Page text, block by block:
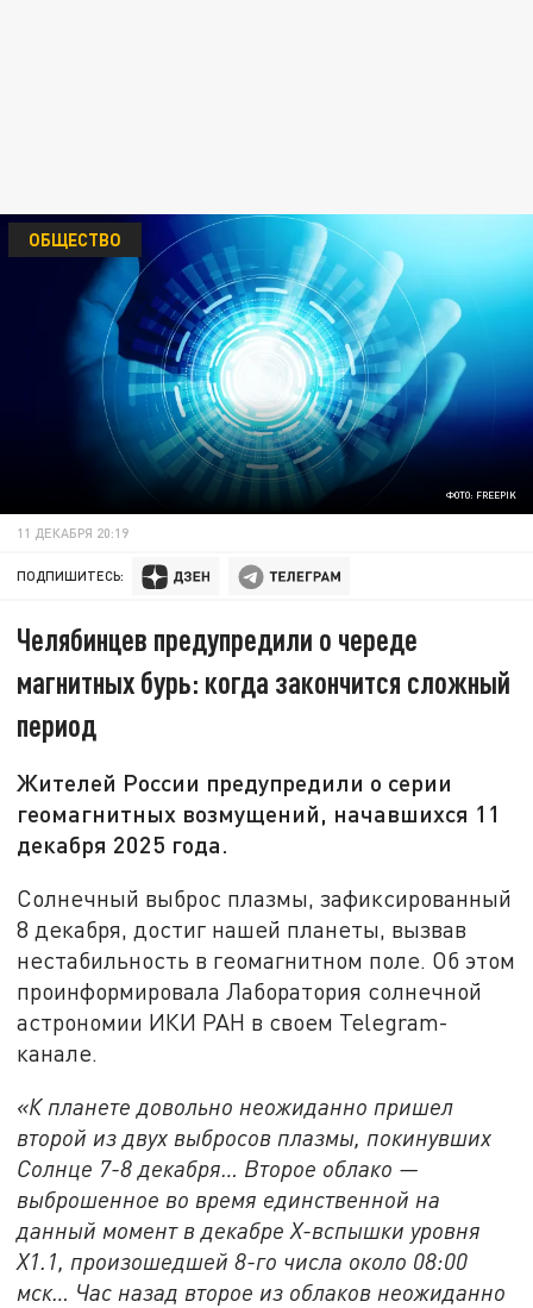
ФОТО: FREEPIK
ОБЩЕСТВО
11 ДЕКАБРЯ 20:19
ПОДПИШИТЕСЬ:
Челябинцев предупредили о череде
магнитных бурь: когда закончится сложный
период
Жителей России предупредили о серии
геомагнитных возмущений, начавшихся 11
декабря 2025 года.
Солнечный выброс плазмы, зафиксированный
8 декабря, достиг нашей планеты, вызвав
нестабильность в геомагнитном поле. Об этом
проинформировала Лаборатория солнечной
астрономии ИКИ РАН в своем Telegram-
канале.
«К планете довольно неожиданно пришел
второй из двух выбросов плазмы, покинувших
Солнце 7-8 декабря… Второе облако —
выброшенное во время единственной на
данный момент в декабре X-вспышки уровня
X1.1, произошедшей 8-го числа около 08:00
мск… Час назад второе из облаков неожиданно